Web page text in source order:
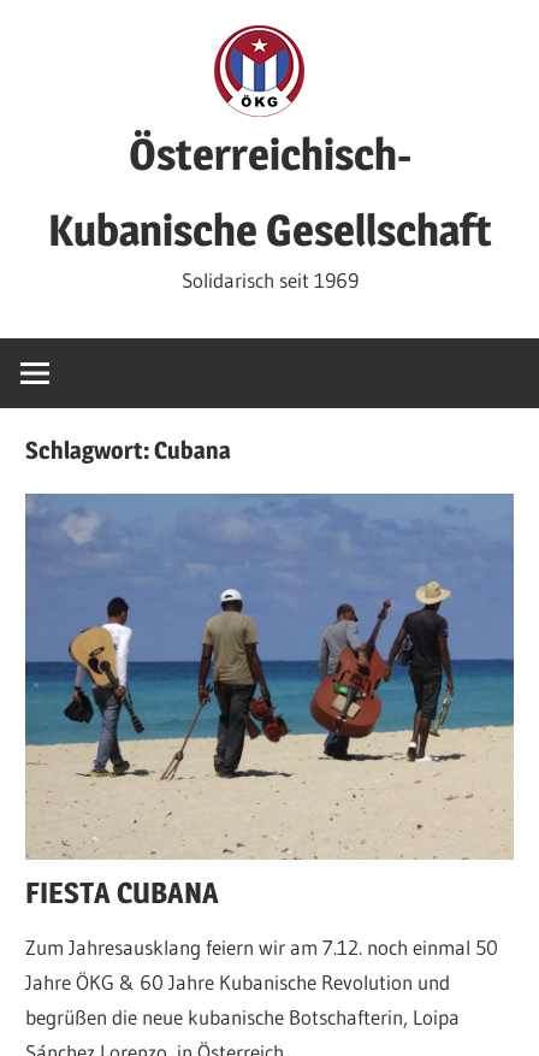
Österreichisch-
Kubanische Gesellschaft
Solidarisch seit 1969
Schlagwort:Cubana
FIESTA CUBANA
Zum Jahresausklang feiern wir am 7.12. noch einmal 50
Jahre ÖKG & 60 Jahre Kubanische Revolution und
begrüßen die neue kubanische Botschafterin, Loipa